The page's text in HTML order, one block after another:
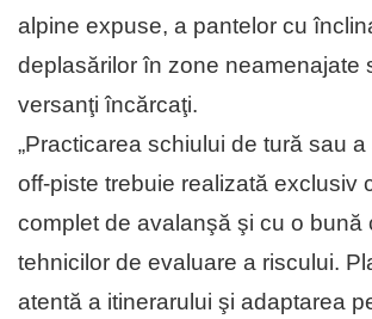
alpine expuse, a pantelor cu
deplasărilor în zone neamenajate
versanţi încărcaţi.
„Practicarea schiului de tură sau
off-piste trebuie realizată exclusiv
complet de avalanşă şi cu o bună
tehnicilor de evaluare a riscului.
atentă a itinerarului şi adaptarea